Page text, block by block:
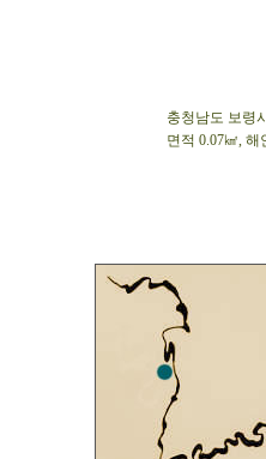
충청남도 보령
면적 0.07㎢, 해